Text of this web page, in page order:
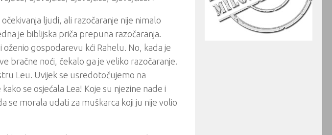
ljudi, ali razočaranje nije nimalo
je biblijska priča prepuna razočaranja.
gospodarevu kći Rahelu. No, kada je
bračne noći, čekalo ga je veliko razočaranje.
Leu. Uvijek se usredotočujemo na
se osjećala Lea! Koje su njezine nade i
se morala udati za muškarca koji ju nije volio